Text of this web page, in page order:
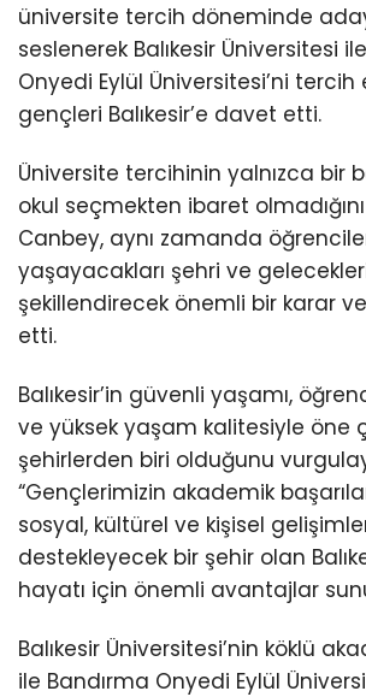
üniversite tercih döneminde
seslenerek Balıkesir Üniversitesi
Onyedi Eylül Üniversitesi’ni tercih
gençleri Balıkesir’e davet etti.
Üniversite tercihinin yalnızca bir
okul seçmekten ibaret
Canbey, aynı zamanda
yaşayacakları şehri ve
şekillendirecek önemli bir karar
etti.
Balıkesir’in güvenli yaşamı,
ve yüksek yaşam kalitesiyle öne
şehirlerden biri olduğunu
“Gençlerimizin akademik
sosyal, kültürel ve kişisel
destekleyecek bir şehir olan
hayatı için önemli avantajlar
Balıkesir Üniversitesi’nin köklü
ile Bandırma Onyedi Eylül